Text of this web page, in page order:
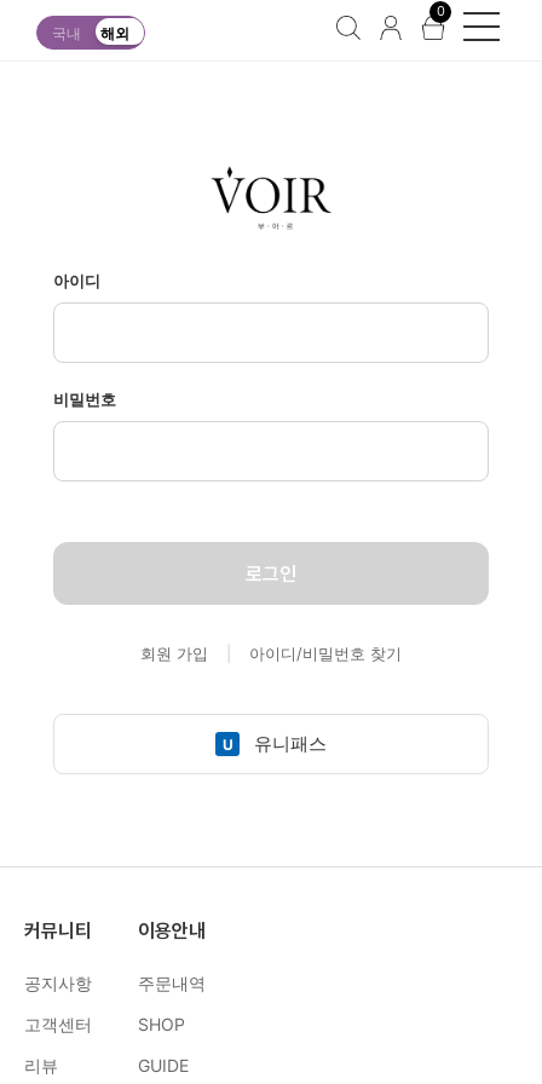
국내 해외
0
아이디
비밀번호
로그인
회원 가입 아이디/비밀번호 찾기
U 유니패스
커뮤니티
공지사항
고객센터
리뷰
이용안내
주문내역
SHOP
GUIDE